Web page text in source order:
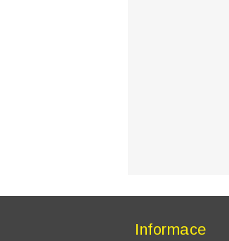
Informace